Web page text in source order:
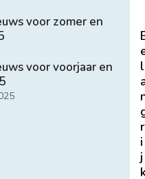
voor zomer en
voor voorjaar en
l
r
i
j